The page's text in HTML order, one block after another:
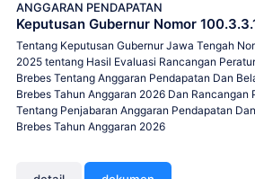
ANGGARAN PENDAPATAN
Keputusan Gubernur Nomor
Tentang Keputusan Gubernur Jawa Tengah
2025 tentang Hasil Evaluasi Rancangan
Brebes Tentang Anggaran Pendapatan Dan
Brebes Tahun Anggaran 2026 Dan Rancangan
Tentang Penjabaran Anggaran Pendapatan
Brebes Tahun Anggaran 2026